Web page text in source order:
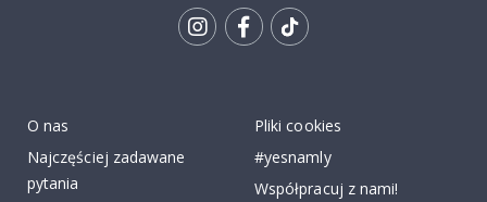
O nas
Najczęściej zadawane
pytania
Pliki cookies
#yesnamly
Współpracuj z nami!